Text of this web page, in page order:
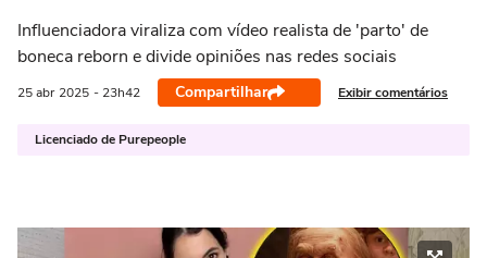
Influenciadora viraliza com vídeo realista de 'parto' de
boneca reborn e divide opiniões nas redes sociais
25 abr 2025 - 23h42 Compartilhar Exibir comentários
Licenciado de Purepeople